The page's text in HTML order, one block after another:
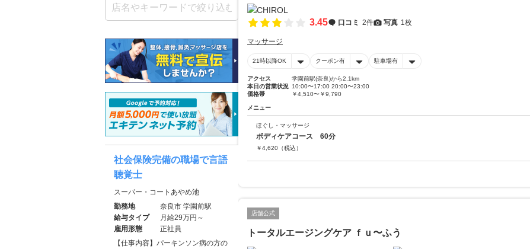
3.45 口コミ 2件 写真 1枚
マッサージ
21時以降OK クーポン有 駐車場有
アクセス
学園前駅(奈良)から2.1km
本日の営業状況 10:00〜17:00 20:00〜23:00
価格帯
￥4,510〜￥9,790
メニュー
ほぐし・マッサージ
ボディケアコース 60分
￥4,620 （税込）
店舗公式
トータルエージングケア ｆｕ〜ふう
社会保険完備の職場で言語
聴覚士
スーパー・コートあやめ池
勤務地
奈良市 学園前駅
給与タイプ
月給29万円～
雇用形態
正社員
【仕事内容】パーキンソン病の方の